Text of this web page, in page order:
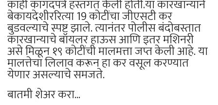
काही कागदपत्रे हस्तगत केली होती.या कारखान्याने
बेकायदेशीररित्या 19 कोटींचा जीएसटी कर
बुडवल्याचे स्पष्ट झाले. त्यानंतर पोलीस बंदोबस्तात
कारखान्याचे बॉयलर हाऊस आणि इतर मशिनरी
असे मिळून १९ कोटींची मालमत्ता जप्त केली आहे. या
मालत्तेचा लिलाव करून हा कर वसूल करण्यात
येणार असल्याचे समजते.
बातमी शेअर करा...